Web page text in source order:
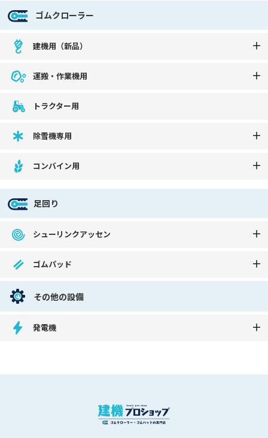
ゴムクローラー
建機用（新品）
運搬・作業機用
トラクター用
除雪機専用
コンバイン用
足回り
シューリンクアッセン
ゴムパッド
その他の設備
発電機